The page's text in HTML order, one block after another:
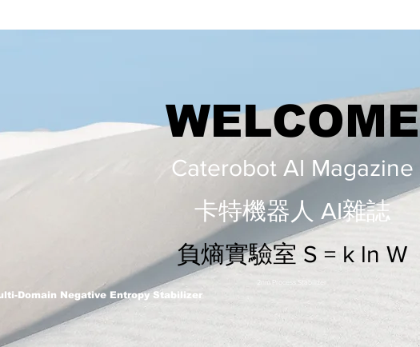
WELCOME
Caterobot AI Magazine
​​卡特機器人 AI雜誌
負熵實驗室 S = k ln W
2nm Process Stabilizer
Domain Negative Entropy Stabilizer